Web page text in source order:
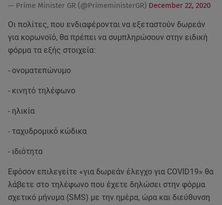
— Prime Minister GR (@PrimeministerGR) December 22, 2020
Οι πολίτες, που ενδιαφέρονται να εξεταστούν δωρεάν
για κορωνοϊό, θα πρέπει να συμπληρώσουν στην ειδική
φόρμα τα εξής στοιχεία:
- ονοματεπώνυμo
- κινητό τηλέφωνο
- ηλικία
- ταχυδρομικό κώδικα
- ιδιότητα
Εφόσον επιλεγείτε «για δωρεάν έλεγχο για COVID19» θα
λάβετε στο τηλέφωνο που έχετε δηλώσει στην φόρμα
σχετικό μήνυμα (SMS) με την ημέρα, ώρα και διεύθυνση